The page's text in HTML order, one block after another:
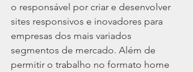
o responsável por criar e desenvolver
sites responsivos e inovadores para
empresas dos mais variados
segmentos de mercado. Além de
permitir o trabalho no formato home